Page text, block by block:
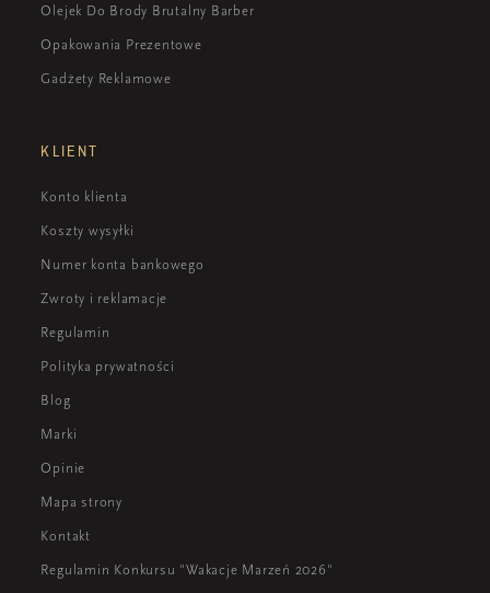
Olejek Do Brody Brutalny Barber
Opakowania Prezentowe
Gadżety Reklamowe
KLIENT
Konto klienta
Koszty wysyłki
Numer konta bankowego
Zwroty i reklamacje
Regulamin
Polityka prywatności
Blog
Marki
Opinie
Mapa strony
Kontakt
Regulamin Konkursu "Wakacje Marzeń 2026"